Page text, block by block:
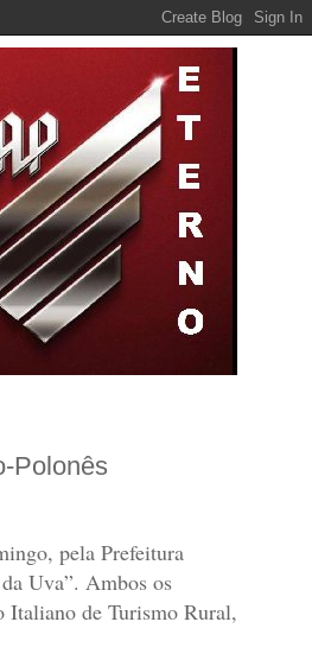
Polonês
pela Prefeitura
Uva”. Ambos os
Italiano de Turismo Rural,